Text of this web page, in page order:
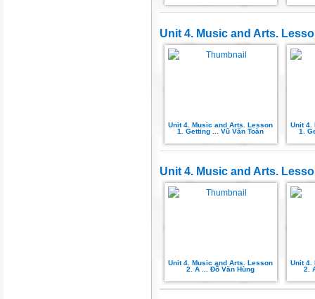
Unit 4. Music and Arts.
Unit 4. Music and Arts. Lesson
1. Getting ... Vũ Văn Toàn
Unit 4.
1.
Unit 4. Music and Arts.
Unit 4. Music and Arts. Lesson
2. A ... Đỗ Văn Hùng
Unit 4.
2.